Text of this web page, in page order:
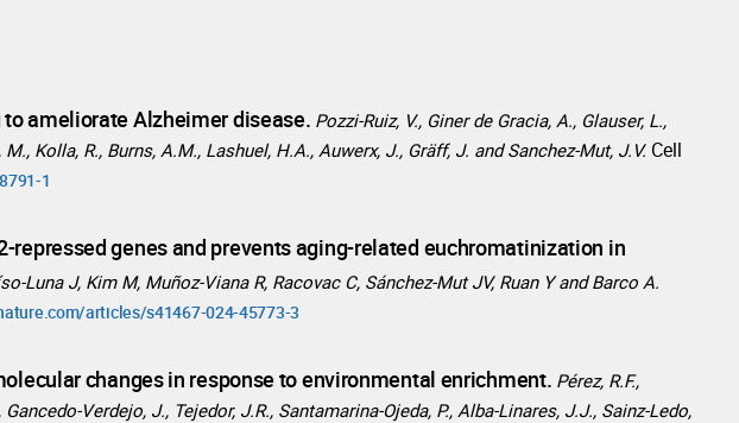
ameliorate Alzheimer disease. Pozzi-Ruiz, V., Giner de Gracia, A., Glauser, L.,
Kolla, R., Burns, A.M., Lashuel, H.A., Auwerx, J., Gräff, J. and Sanchez-Mut, J.V. Cell
1
repressed genes and prevents aging-related euchromatinization in
Luna J, Kim M, Muñoz-Viana R, Racovac C, Sánchez-Mut JV, Ruan Y and Barco A.
articles/s41467-024-45773-3
changes in response to environmental enrichment. Pérez, R.F.,
Verdejo, J., Tejedor, J.R., Santamarina-Ojeda, P., Alba-Linares, J.J., Sainz-Ledo,